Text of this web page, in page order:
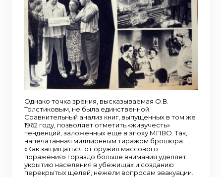
Однако точка зрения, высказываемая О.В.
Толстиковым, не была единственной.
Сравнительный анализ книг, выпущенных в том же
1962 году, позволяет отметить «живучесть»
тенденций, заложенных еще в эпоху МПВО. Так,
напечатанная миллионным тиражом брошюра
«Как защищаться от оружия массового
поражения» гораздо больше внимания уделяет
укрытию населения в убежищах и созданию
перекрытых щелей, нежели вопросам эвакуации.